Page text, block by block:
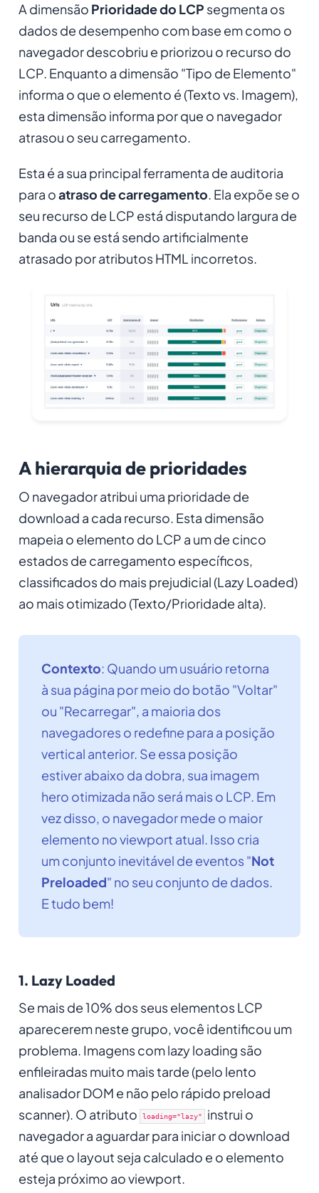
A dimensão Prioridade do LCP segmenta os
dados de desempenho com base em como o
navegador descobriu e priorizou o recurso do
LCP. Enquanto a dimensão "Tipo de Elemento"
informa o que o elemento é (Texto vs. Imagem),
esta dimensão informa por que o navegador
atrasou o seu carregamento.
Esta é a sua principal ferramenta de auditoria
para oatraso de carregamento . Ela expõe se o
seu recurso de LCP está disputando largura de
banda ou se está sendo artificialmente
atrasado por atributos HTML incorretos.
A hierarquia de prioridades
O navegador atribui uma prioridade de
download a cada recurso. Esta dimensão
mapeia o elemento do LCP a um de cinco
estados de carregamento específicos,
classificados do mais prejudicial (Lazy Loaded)
ao mais otimizado (Texto/Prioridade alta).
Contexto: Quando um usuário retorna
à sua página por meio do botão "Voltar"
ou "Recarregar", a maioria dos
navegadores o redefine para a posição
vertical anterior. Se essa posição
estiver abaixo da dobra, sua imagem
hero otimizada não será mais o LCP. Em
vez disso, o navegador mede o maior
elemento no viewport atual. Isso cria
um conjunto inevitável de eventos "Not
Preloaded" no seu conjunto de dados.
E tudo bem!
1. Lazy Loaded
Se mais de 10% dos seus elementos LCP
aparecerem neste grupo, você identificou um
problema. Imagens com lazy loading são
enfileiradas muito mais tarde (pelo lento
analisador DOM e não pelo rápido preload
scanner). O atributo
loading="lazy" instrui o
navegador a aguardar para iniciar o download
até que o layout seja calculado e o elemento
esteja próximo ao viewport.